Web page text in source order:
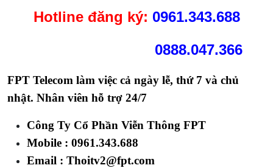
Hotlineđăng ký: 0961.343.688
0888.047.366
FPT Telecom làm việc cả ngày lễ, thứ 7 và chủ
nhật. Nhân viên hỗ trợ 24/7
Công Ty Cổ Phần Viễn Thông FPT
Mobile : 0961.343.688
Email : Thoitv2@fpt.com